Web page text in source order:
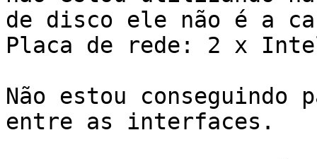
de disco ele não é a
Placa de rede: 2 x
Não estou conseguindo
entre as interfaces.